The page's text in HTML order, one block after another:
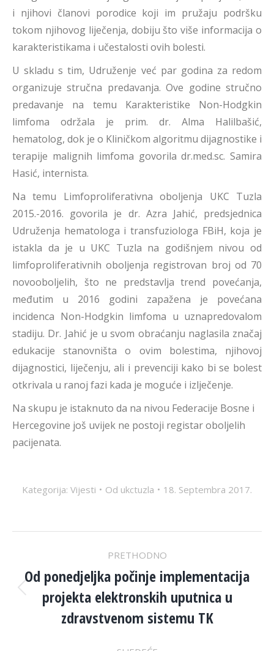
i njihovi članovi porodice koji im pružaju podršku
tokom njihovog liječenja, dobiju što više informacija o
karakteristikama i učestalosti ovih bolesti.
U skladu s tim, Udruženje već par godina za redom
organizuje stručna predavanja. Ove godine stručno
predavanje na temu Karakteristike Non-Hodgkin
limfoma održala je prim. dr. Alma Halilbašić,
hematolog, dok je o Kliničkom algoritmu dijagnostike i
terapije malignih limfoma govorila dr.med.sc. Samira
Hasić, internista.
Na temu Limfoproliferativna oboljenja UKC Tuzla
2015.-2016. govorila je dr. Azra Jahić, predsjednica
Udruženja hematologa i transfuziologa FBiH, koja je
istakla da je u UKC Tuzla na godišnjem nivou od
limfoproliferativnih oboljenja registrovan broj od 70
novooboljelih, što ne predstavlja trend povećanja,
međutim u 2016 godini zapažena je povećana
incidenca Non-Hodgkin limfoma u uznapredovalom
stadiju. Dr. Jahić je u svom obraćanju naglasila značaj
edukacije stanovništa o ovim bolestima, njihovoj
dijagnostici, liječenju, ali i prevenciji kako bi se bolest
otkrivala u ranoj fazi kada je moguće i izlječenje.
Na skupu je istaknuto da na nivou Federacije Bosne i
Hercegovine još uvijek ne postoji registar oboljelih
pacijenata.
Kategorija: Vijesti Od ukctuzla 18. Septembra 2017.
NAVIGATION
PRETHODNO
Previous
post:
Od ponedjeljka počinje implementacija
projekta elektronskih uputnica u
zdravstvenom sistemu TK